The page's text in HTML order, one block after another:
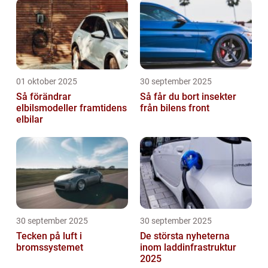
01 oktober 2025
Så förändrar
elbilsmodeller framtidens
elbilar
30 september 2025
Så får du bort insekter
från bilens front
30 september 2025
Tecken på luft i
bromssystemet
30 september 2025
De största nyheterna
inom laddinfrastruktur
2025